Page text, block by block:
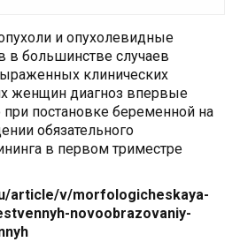
и опухолевидные
в большинстве случаев
клинических
женщин диагноз впервые
при постановке беременной на
обязательного
в первом триместре
article/v/morfologicheskaya-
novoobrazovaniy-